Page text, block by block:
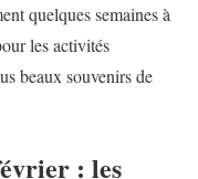
quelques semaines à
les activités
beaux souvenirs de
: les